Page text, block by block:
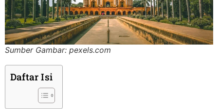
Sumber Gambar: pexels.com
Daftar Isi